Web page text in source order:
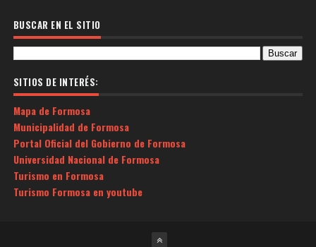
BUSCAR EN EL SITIO
SITIOS DE INTERÉS:
Mapa de Formosa
Municipalidad de Formosa
Portal Oficial del Gobierno de Formosa
Universidad Nacional de Formosa
Turismo en Formosa
Turismo Formosa en youtube